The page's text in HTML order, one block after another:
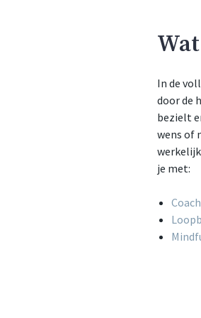
In de
door de
bezielt
wens of
je met: